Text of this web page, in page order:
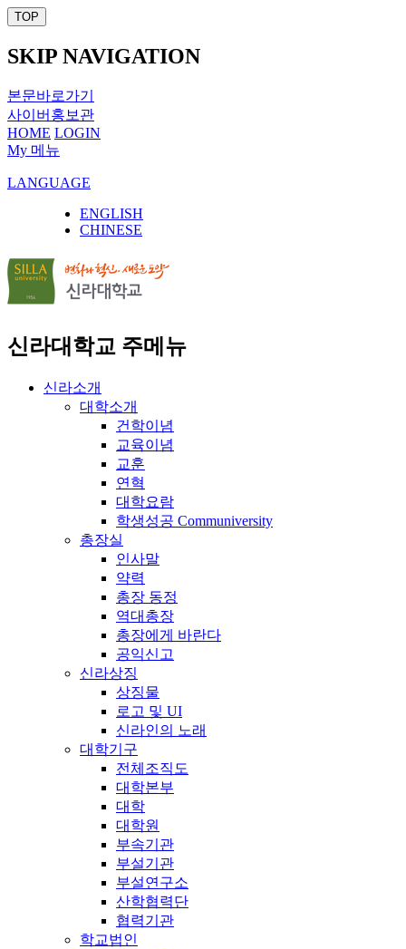
TOP
SKIP NAVIGATION
본문바로가기
사이버홍보관
HOME LOGIN
My 메뉴
LANGUAGE
ENGLISH
CHINESE
신라대학교 주메뉴
신라소개
대학소개
건학이념
교육이념
교훈
연혁
대학요람
학생성공 Communiversity
총장실
인사말
약력
총장 동정
역대총장
총장에게 바란다
공익신고
신라상징
상징물
로고 및 UI
신라인의 노래
대학기구
전체조직도
대학본부
대학
대학원
부속기관
부설기관
부설연구소
산학협력단
협력기관
학교법인